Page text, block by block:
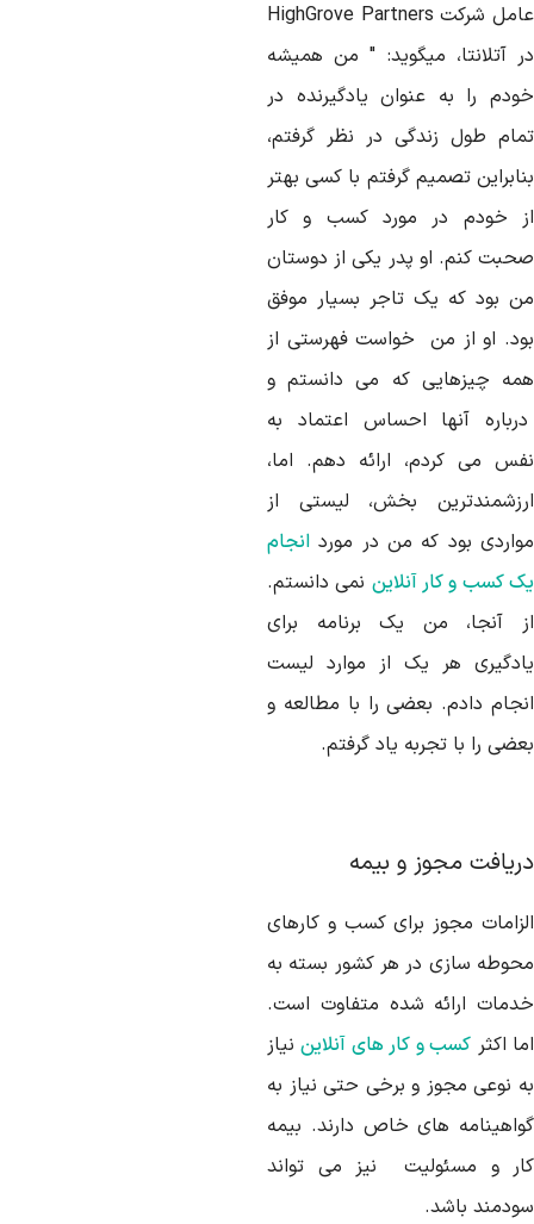
شرکتHighGrove Partners
آتلانتا، میگوید: " من همیشه
را به عنوان یادگیرنده در
طول زندگی در نظر گرفتم،
تصمیم گرفتم با کسی بهتر
خودم در مورد کسب و کار
کنم. او پدر یکی از دوستان
بود که یک تاجر بسیار موفق
او از من خواست فهرستی از
چیزهایی که می دانستم و
آنها احساس اعتماد به
می کردم، ارائه دهم. اما،
بخش، لیستی از
بود که من در مورد انجام
کسب و کار آنلایننمی دانستم.
آنجا، من یک برنامه برای
هر یک از موارد لیست
دادم. بعضی را با مطالعه و
را با تجربه یاد گرفتم.
مجوز و بیمه
مجوز برای کسب و کارهای
سازی در هر کشور بسته به
ارائه شده متفاوت است.
اکثرکسب و کار های آنلایننیاز
نوعی مجوز و برخی حتی نیاز به
های خاص دارند. بیمه
و مسئولیت نیز می تواند
باشد.